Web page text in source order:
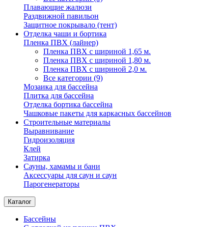
Плавающие жалюзи
Раздвижной павильон
Защитное покрывало (тент)
Отделка чаши и бортика
Пленка ПВХ (лайнер)
Пленка ПВХ с шириной 1,65 м.
Пленка ПВХ с шириной 1,80 м.
Пленка ПВХ с шириной 2,0 м.
Все категории (9)
Мозаика для бассейна
Плитка для бассейна
Отделка бортика бассейна
Чашковые пакеты для каркасных бассейнов
Строительные материалы
Выравнивание
Гидроизоляция
Клей
Затирка
Сауны, хамамы и бани
Аксессуары для саун и саун
Парогенераторы
Каталог
Бассейны